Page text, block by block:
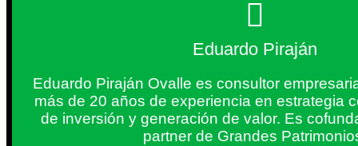
Eduardo Piraján
Eduardo Piraján Ovalle es consultor
más de 20 años de experiencia en estrategia
de inversión y generación de valor. Es
partner de Grandes